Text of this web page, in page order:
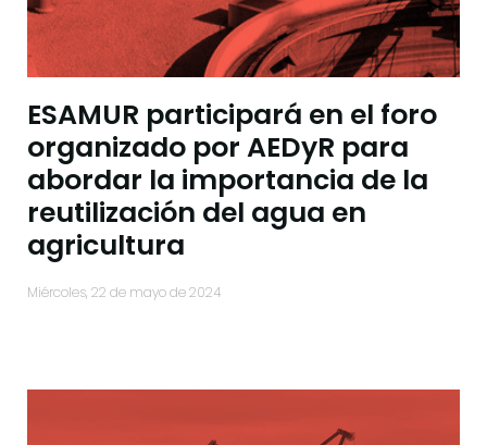
ESAMUR participará en el foro
organizado por AEDyR para
abordar la importancia de la
reutilización del agua en
agricultura
miércoles, 22 de mayo de 2024